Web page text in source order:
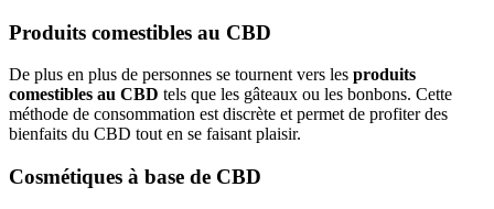
Produits comestibles au CBD
De plus en plus de personnes se tournent vers les produits
comestibles au CBD tels que les gâteaux ou les bonbons. Cette
méthode de consommation est discrète et permet de profiter des
bienfaits du CBD tout en se faisant plaisir.
Cosmétiques à base de CBD